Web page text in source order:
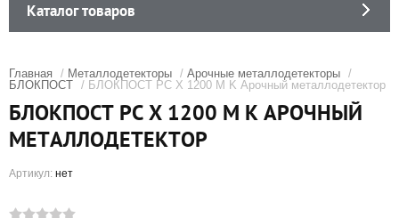
Каталог товаров
Главная / Металлодетекторы / Арочные металлодетекторы /
БЛОКПОСТ / БЛОКПОСТ PC X 1200 M K Арочный металлодетектор
БЛОКПОСТ PC X 1200 M K АРОЧНЫЙ
МЕТАЛЛОДЕТЕКТОР
Артикул: нет